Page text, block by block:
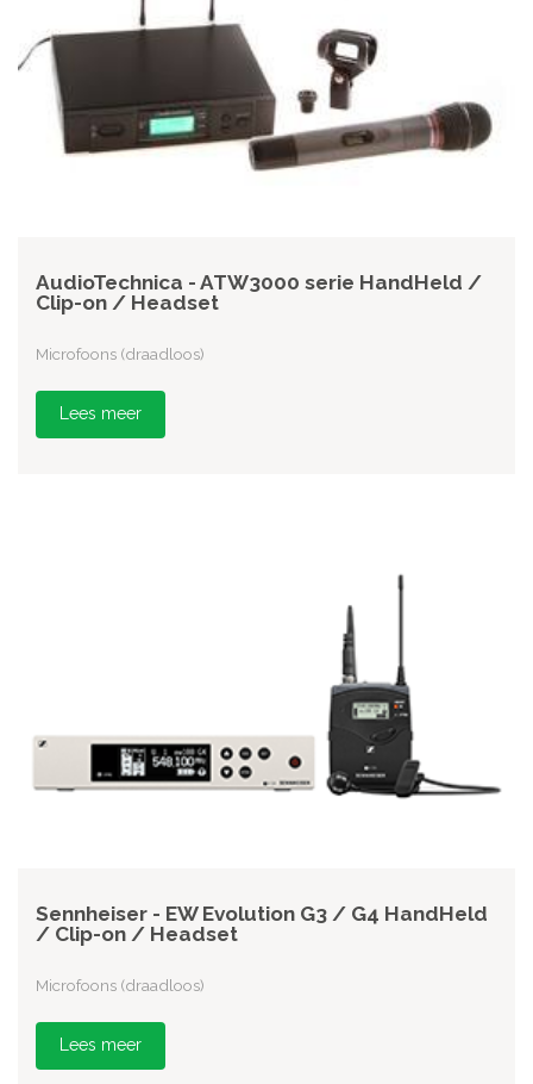
AudioTechnica - ATW3000 serie HandHeld /
Clip-on / Headset
Microfoons (draadloos)
Lees meer
Sennheiser - EW Evolution G3 / G4 HandHeld
/ Clip-on / Headset
Microfoons (draadloos)
Lees meer